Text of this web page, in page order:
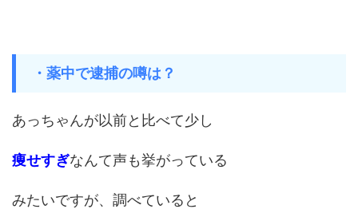
・薬中で逮捕の噂は？
あっちゃんが以前と比べて少し
痩せすぎなんて声も挙がっている
みたいですが、調べていると